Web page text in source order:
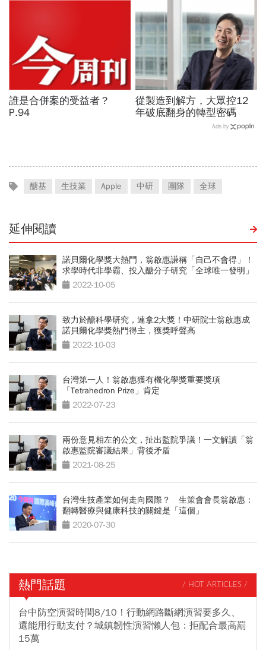
誰是合併案的受益者？
P.94
從製造到解方，大眾控12
年破底翻身的轉型密碼
Ads by
醣基 生技業 Apple 中研 團隊 全球
延伸閱讀
諾貝爾化學獎大熱門，翁啟惠謙稱「自己不會得」！
求學時代非學霸、投入醣分子研究「全球唯一發明」
2022-10-05
致力於醣科學研究，連拿2大獎！中研院士翁啟惠成
諾貝爾化學獎熱門得主，獲獎呼聲高
2022-10-03
台灣第一人！翁啟惠獲有機化學獎重要獎項
「Tetrahedron Prize」肯定
2022-07-23
兩份意見相左的公文，扯出監院爭議！一文解讀「翁
啟惠監院審議結果」背後矛盾
2021-08-25
台灣生技產業如何走向國際？ 生策會會長翁啟惠：
翻轉醫療與健康科技的關鍵是「這個」
2020-07-30
熱門話題 / HOT ARTICLES /
台中防空演習時間8/10！行動網路斷網演習要多久、
還能用行動支付？城鎮韌性演習懶人包：拒配合最高罰
15萬